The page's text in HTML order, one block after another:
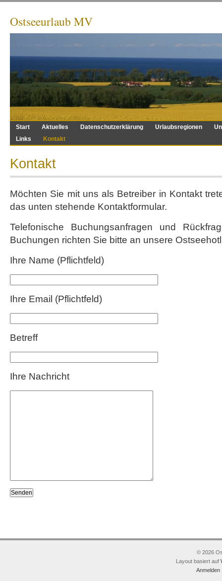
Ostseeurlaub MV
Start Aktuelles Datenschutzerklärung Urlaubsregionen
Links
Kontakt
Kontakt
Möchten Sie mit uns als Betreiber in Kontakt
das unten stehende Kontaktformular.
Telefonische Buchungsanfragen und
Buchungen richten Sie bitte an unsere
Ihre Name (Pflichtfeld)
Ihre Email (Pflichtfeld)
Betreff
Ihre Nachricht
© 2026
Layout basiert auf
Anmelden|